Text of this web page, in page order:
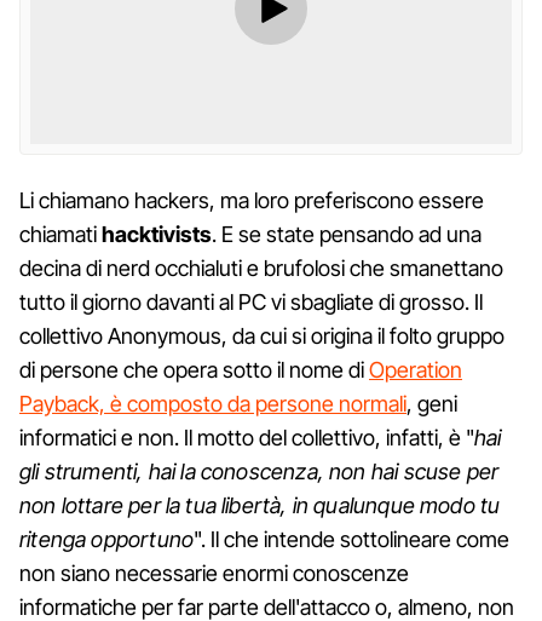
Li chiamano hackers, ma loro preferiscono essere
chiamatihacktivists. E se state pensando ad una
decina di nerd occhialuti e brufolosi che smanettano
tutto il giorno davanti al PC vi sbagliate di grosso. Il
collettivo Anonymous, da cui si origina il folto gruppo
di persone che opera sotto il nome diOperation
Payback, è composto da persone normali, geni
informatici e non. Il motto del collettivo, infatti, è "hai
gli strumenti, hai la conoscenza, non hai scuse per
non lottare per la tua libertà, in qualunque modo tu
ritenga opportuno". Il che intende sottolineare come
non siano necessarie enormi conoscenze
informatiche per far parte dell'attacco o, almeno, non